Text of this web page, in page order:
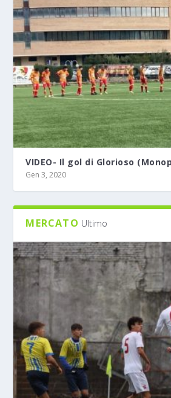
VIDEO- Il gol di Glorioso
Gen 3, 2020
MERCATO Ultimo